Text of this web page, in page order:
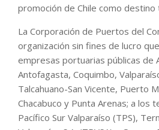
promoción de Chile como destino
La Corporación de Puertos del
organización sin fines de lucro
empresas portuarias públicas de
Antofagasta, Coquimbo,
Talcahuano-San Vicente, Puerto
Chacabuco y Punta Arenas; a los
Pacífico Sur Valparaíso (TPS),